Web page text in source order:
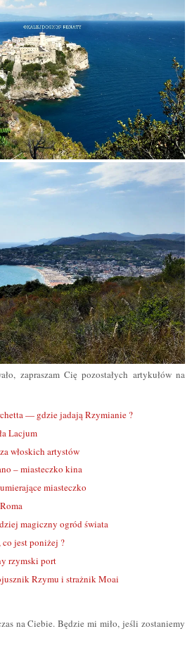
zapraszam Cię pozostałych artykułów na
— gdzie jadają Rzymianie ?
Lacjum
włoskich artystów
– miasteczko kina
miasteczko
magiczny ogród świata
jest poniżej ?
rzymski port
Rzymu i strażnik Moai
na Ciebie. Będzie mi miło, jeśli zostaniemy